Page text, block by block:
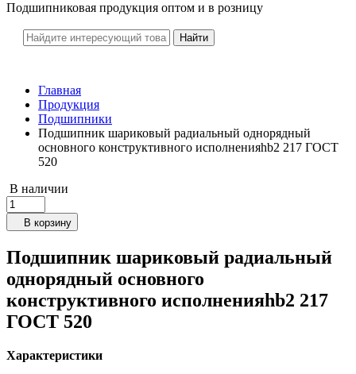
Подшипниковая продукция оптом и в розницу
Главная
Продукция
Подшипники
Подшипник шариковый радиальный однорядный
основного конструктивного исполненияhb2 217 ГОСТ
520
В наличии
В корзину
Подшипник шариковый радиальный
однорядный основного
конструктивного исполненияhb2 217
ГОСТ 520
Характеристики